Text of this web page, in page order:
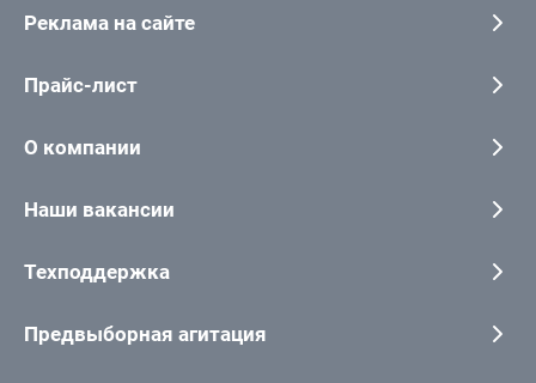
Реклама на сайте
Прайс-лист
О компании
Наши вакансии
Техподдержка
Предвыборная агитация